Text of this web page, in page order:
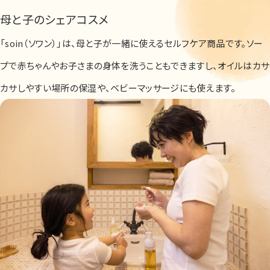
母と子のシェアコスメ
「soin（ソワン）」は、母と子が一緒に使えるセルフケア商品です。ソー
プで赤ちゃんやお子さまの身体を洗うこともできますし、オイルはカサ
カサしやすい場所の保湿や、ベビーマッサージにも使えます。